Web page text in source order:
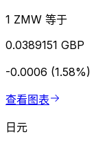
1 ZMW 等于
0.0389151 GBP
-0.0006 (1.58%)
查看图表
日元